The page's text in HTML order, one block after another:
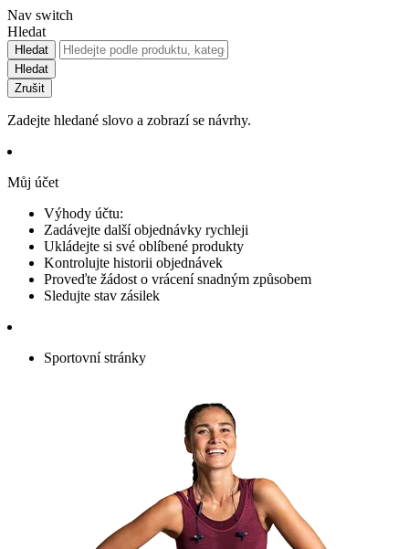
Nav switch
Hledat
Hledat
Hledat
Zrušit
Zadejte hledané slovo a zobrazí se návrhy.
Můj účet
Výhody účtu:
Zadávejte další objednávky rychleji
Ukládejte si své oblíbené produkty
Kontrolujte historii objednávek
Proveďte žádost o vrácení snadným způsobem
Sledujte stav zásilek
Sportovní stránky